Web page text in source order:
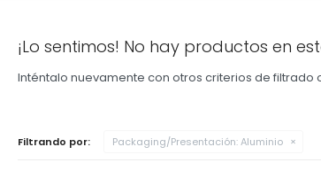
¡Lo sentimos! No hay productos en
Inténtalo nuevamente con otros criterios de
Filtrando por: Packaging/Presentación:Aluminio